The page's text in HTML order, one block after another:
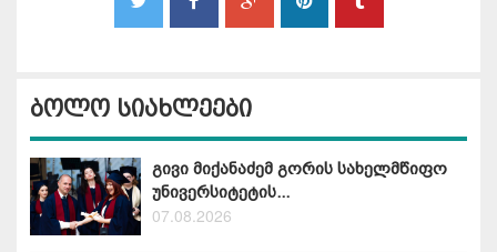
ბოლო სიახლეები
გივი მიქანაძემ გორის სახელმწიფო
უნივერსიტეტის...
07.08.2026